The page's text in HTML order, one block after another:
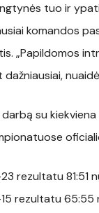
tuo ir
komandos
„Papildomos
su
rezultatu 81:51
rezultatu 65:55